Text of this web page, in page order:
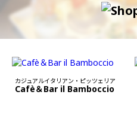
カジュアルイタリアン・ピッツェリア
Cafè＆Bar il Bamboccio